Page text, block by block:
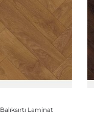
Laminat Parke